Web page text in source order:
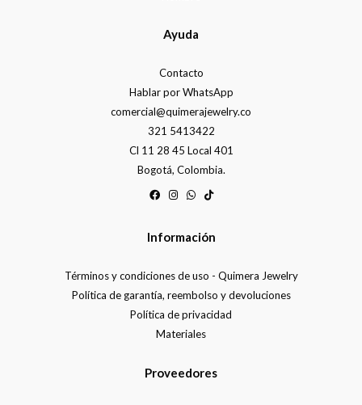
Ayuda
Contacto
Hablar por WhatsApp
comercial@quimerajewelry.co
321 5413422
Cl 11 28 45 Local 401
Bogotá, Colombia.
Información
Términos y condiciones de uso - Quimera Jewelry
Política de garantía, reembolso y devoluciones
Política de privacidad
Materiales
Proveedores